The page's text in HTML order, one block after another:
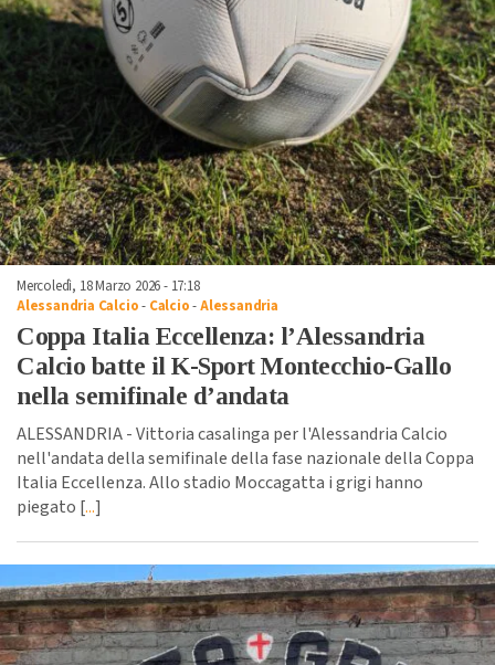
Mercoledì, 18 Marzo 2026 - 17:18
Alessandria Calcio- Calcio-Alessandria
Coppa Italia Eccellenza: l’Alessandria
Calcio batte il K-Sport Montecchio-Gallo
nella semifinale d’andata
ALESSANDRIA - Vittoria casalinga per l'Alessandria Calcio
nell'andata della semifinale della fase nazionale della Coppa
Italia Eccellenza. Allo stadio Moccagatta i grigi hanno
piegato [...]